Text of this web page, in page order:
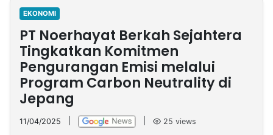
Nasional
International
Olahraga
Entertainment
Daerah
Pariwisata
Kuliner
Kolom
Network
TREETAN
EKONOMI
PT Noerhayat Berkah Sejahtera
Tingkatkan Komitmen
Pengurangan Emisi melalui
Program Carbon Neutrality di
Jepang
11/04/2025 25 views